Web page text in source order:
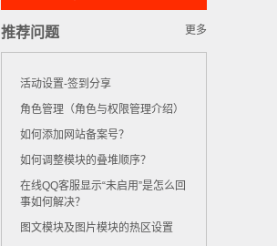
更多
推荐问题
活动设置-签到分享
角色管理（角色与权限管理介绍）
如何添加网站备案号？
如何调整模块的叠堆顺序？
在线QQ客服显示“未启用”是怎么回
事如何解决？
图文模块及图片模块的热区设置